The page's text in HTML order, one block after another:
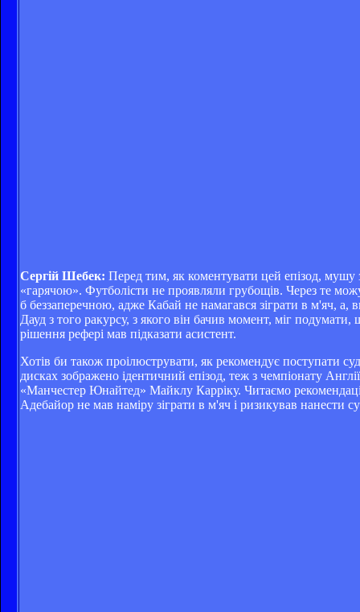
Сергій Шебек: Перед тим, як коментувати цей епізод,
«гарячою». Футболісти не проявляли грубощів. Через те
б беззаперечною, адже Кабай не намагався зіграти в м'яч,
Дауд з того ракурсу, з якого він бачив момент, міг
рішення рефері мав підказати асистент.
Хотів би також проілюструвати, як рекомендує
дисках зображено ідентичний епізод, теж з чемпіонату
«Манчестер Юнайтед» Майклу Карріку. Читаємо
Адебайор не мав наміру зіграти в м'яч і ризикував нанести